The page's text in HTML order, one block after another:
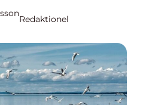
Redaktionel